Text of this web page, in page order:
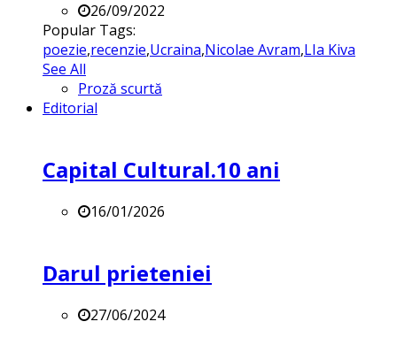
26/09/2022
Popular Tags:
poezie,recenzie,Ucraina,Nicolae Avram,LIa Kiva
See All
Proză scurtă
Editorial
Capital Cultural.10 ani
16/01/2026
Darul prieteniei
27/06/2024